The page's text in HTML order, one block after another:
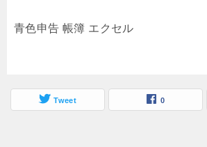
青色申告 帳簿 エクセル
Tweet 0